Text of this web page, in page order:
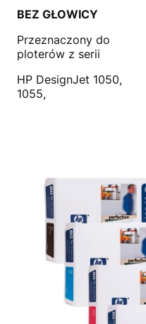
BEZ GŁOWICY
Przeznaczony do
ploterów z serii
HP DesignJet 1050,
1055,